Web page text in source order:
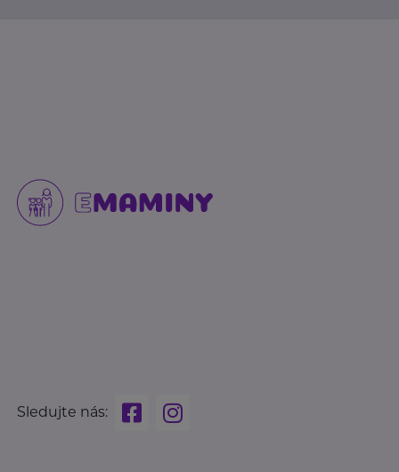
Sledujte nás: